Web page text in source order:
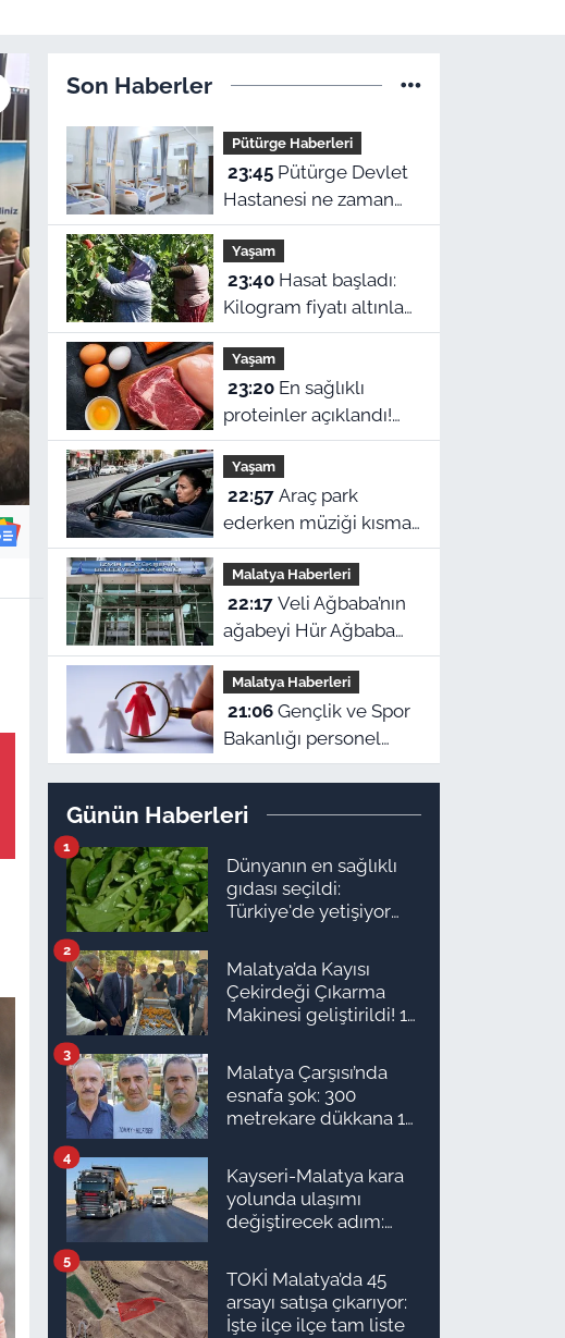
Son Haberler
Pütürge Haberleri
23:45Pütürge Devlet
Hastanesi ne zaman
açılacak? Vali Yavuz
açıkladı
Yaşam
23:40Hasat başladı:
Kilogram fiyatı altınla
yarışıyor
Yaşam
23:20En sağlıklı
proteinler açıklandı!
Zirvede ne et ne de
yumurta var
Yaşam
22:57Araç park
ederken müziği kısmak
tesadüf değil! Beynin
gizli refleksiymiş
Malatya Haberleri
22:17Veli Ağbaba’nın
ağabeyi Hür Ağbaba
tutuklandı!
Malatya Haberleri
21:06Gençlik ve Spor
Bakanlığı personel
alacak: Malatya
başvuru detayları belli
Günün Haberleri
Dünyanın en sağlıklı
gıdası seçildi:
Türkiye'de yetişiyor
bakmıyor
1
Malatya’da Kayısı
Çekirdeği Çıkarma
Makinesi geliştirildi! 16
2
Malatya Çarşısı’nda
esnafa şok: 300
metrekare dükkana 1
3
Kayseri-Malatya kara
yolunda ulaşımı
değiştirecek adım:
4
TOKİ Malatya’da 45
arsayı satışa çıkarıyor:
İşte ilçe ilçe tam liste
5